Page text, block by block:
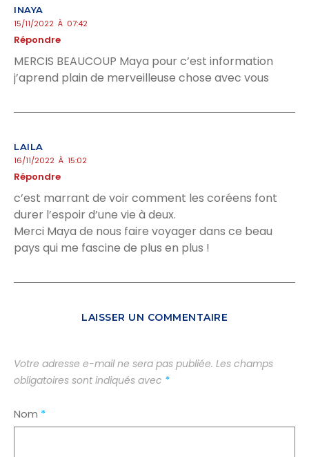
INAYA
15/11/2022 À 07:42
Répondre
MERCIS BEAUCOUP Maya pour c’est information
j’aprend plain de merveilleuse chose avec vous
LAILA
16/11/2022 À 15:02
Répondre
c’est marrant de voir comment les coréens font
durer l’espoir d’une vie à deux.
Merci Maya de nous faire voyager dans ce beau
pays qui me fascine de plus en plus !
LAISSER UN COMMENTAIRE
Votre adresse e-mail ne sera pas publiée. Les champs
obligatoires sont indiqués avec *
Nom *